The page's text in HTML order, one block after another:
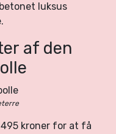
luksus
af den
kroner for at få